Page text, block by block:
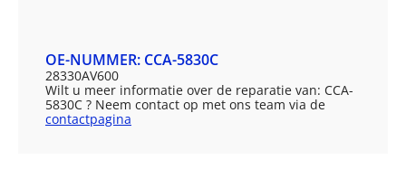
OE-NUMMER: CCA-5830C
28330AV600
Wilt u meer informatie over de reparatie van: CCA-
5830C ? Neem contact op met ons team via de
contactpagina